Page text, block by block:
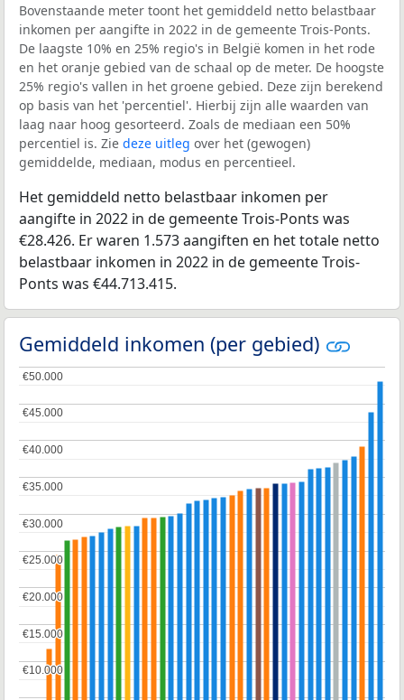
Bovenstaande meter toont het gemiddeld netto belastbaar
inkomen per aangifte in 2022 in de gemeente Trois-Ponts.
De laagste 10% en 25% regio's in België komen in het rode
en het oranje gebied van de schaal op de meter. De hoogste
25% regio's vallen in het groene gebied. Deze zijn berekend
op basis van het 'percentiel'. Hierbij zijn alle waarden van
laag naar hoog gesorteerd. Zoals de mediaan een 50%
percentiel is. Zie deze uitleg over het (gewogen)
gemiddelde, mediaan, modus en percentieel.
Het gemiddeld netto belastbaar inkomen per
aangifte in 2022 in de gemeente Trois-Ponts was
€28.426. Er waren 1.573 aangiften en het totale netto
belastbaar inkomen in 2022 in de gemeente Trois-
Ponts was €44.713.415.
Gemiddeld inkomen (per gebied)
€10.000
€10.000
€15.000
€15.000
€20.000
€20.000
€25.000
€25.000
€30.000
€30.000
€35.000
€35.000
€40.000
€40.000
€45.000
€45.000
€50.000
€50.000